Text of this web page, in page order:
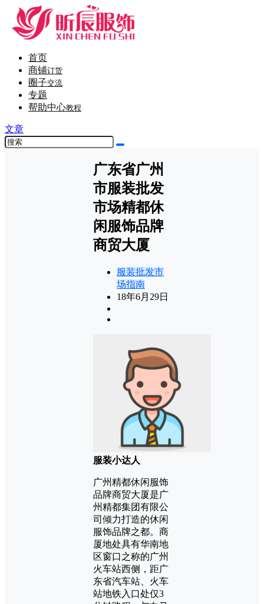
首页
商铺订货
圈子交流
专题
帮助中心教程
文章
广东省广州
市服装批发
市场精都休
闲服饰品牌
商贸大厦
服装批发市
场指南
18年6月29日
服装小达人
广州精都休闲服饰
品牌商贸大厦是广
州精都集团有限公
司倾力打造的休闲
服饰品牌之都。商
厦地处具有华南地
区窗口之称的广州
火车站西侧，距广
东省汽车站、火车
站地铁入口处仅3